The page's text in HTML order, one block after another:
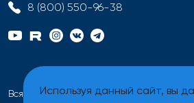
Используя данный сайт, вы
8 (800) 550-96-38
Вся информация на сайте имеет